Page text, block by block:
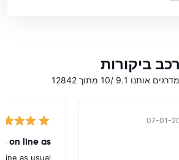
ביקורות
9.1 /10 מתוך 12842
07-01-
, on line as
as usual.